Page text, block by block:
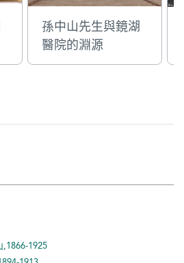
孫中山先生與鏡湖
醫院的淵源
,1866-1925